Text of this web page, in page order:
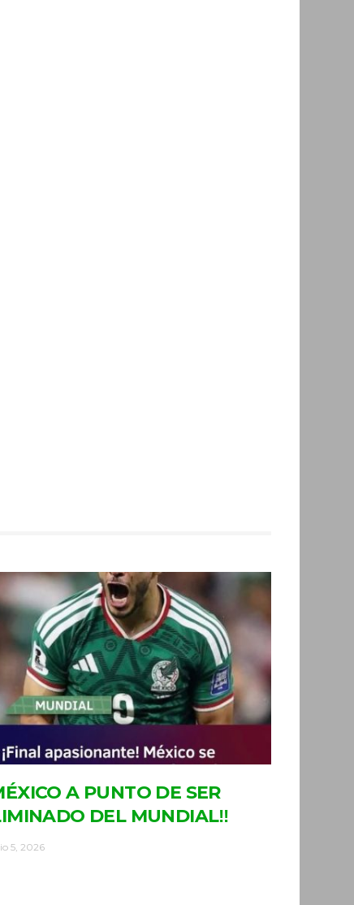
A PUNTO DE SER
DEL MUNDIAL‼
5, 2026